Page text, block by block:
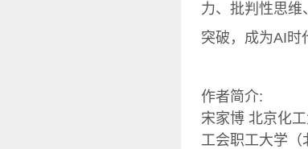
力、批判性思维
突破，成为AI时
作者简介:
宋家博 北京化
工会职工大学（